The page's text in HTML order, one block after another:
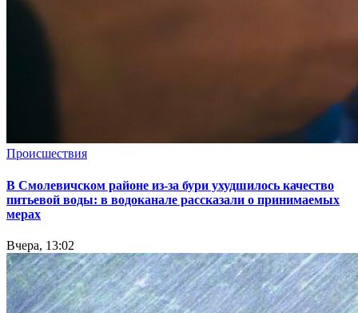
Происшествия
В Смолевичском районе из‑за бури ухудшилось качество
питьевой воды: в водоканале рассказали о принимаемых
мерах
Вчера, 13:02